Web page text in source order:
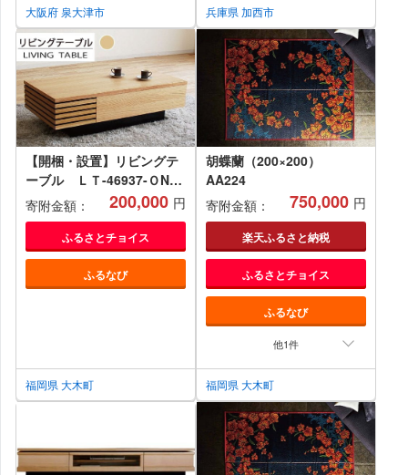
大阪府 泉大津市 兵庫県 加西市
【開梱・設置】リビングテ
ーブル ＬＴ-46937-ＯN
ナチュラル AL026
寄附金額： 200,000 円
ふるさとチョイス
ふるなび
福岡県 大木町
胡蝶蘭（200×200）
AA224
寄附金額：
750,000 円
楽天ふるさと納税
ふるさとチョイス
ふるなび
他1件
福岡県 大木町